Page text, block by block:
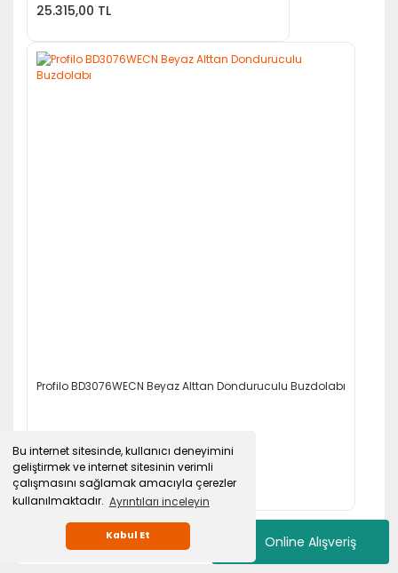
Bu internet sitesinde, kullanıcı deneyimini
geliştirmek ve internet sitesinin verimli
çalışmasını sağlamak amacıyla çerezler
kullanılmaktadır. Ayrıntıları inceleyin
Kabul Et Online Alışveriş
25.315,00 TL
Profilo BD3076WECN Beyaz Alttan Donduruculu Buzdolabı
81.199,00 TL